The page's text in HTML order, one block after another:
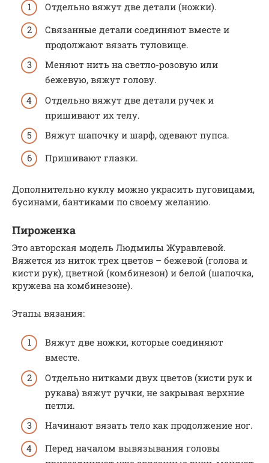
Отдельно вяжут две детали (ножки).
Связанные детали соединяют вместе и
продолжают вязать туловище.
Меняют нить на светло-розовую или
бежевую, вяжут голову.
Отдельно вяжут две детали ручек и
пришивают их телу.
Вяжут шапочку и шарф, одевают пупса.
Пришивают глазки.
Дополнительно куклу можно украсить пуговицами,
бусинами, бантиками по своему желанию.
Пироженка
Это авторская модель Людмилы Журавлевой.
Вяжется из ниток трех цветов – бежевой (голова и
кисти рук), цветной (комбинезон) и белой (шапочка,
кружева на комбинезоне).
Этапы вязания:
Вяжут две ножки, которые соединяют
вместе.
Отдельно нитками двух цветов (кисти рук и
рукава) вяжут ручки, не закрывая верхние
петли.
Начинают вязать тело как продолжение ног.
Перед началом вывязывания головы